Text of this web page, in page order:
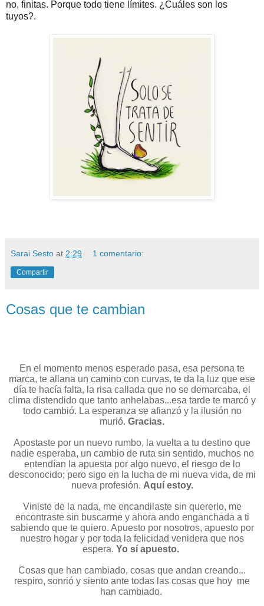
no, finitas. Porque todo tiene límites. ¿Cuáles son los
tuyos?.
Sarai Sesto at 2:29 1 comentario:
Compartir
Cosas que te cambian
En el momento menos esperado pasa, esa persona te
marca, te allana un camino con curvas, te da la luz que ese
día te hacía falta, la risa callada que no se demarcaba, el
clima distendido que tanto anhelabas...esa tarde te marcó y
todo cambió. La esperanza se afianzó y la ilusión no
murió. Gracias.
Apostaste por un nuevo rumbo, la vuelta a tu destino que
nadie esperaba, un cambio de ruta sin sentido, muchos no
entendían la apuesta por algo nuevo, el riesgo de lo
desconocido; pero sigo en la lucha de mi nueva vida, de mi
nueva profesión. Aquí estoy.
Viniste de la nada, me encandilaste sin quererlo, me
encontraste sin buscarme y ahora ando enganchada a ti
sabiendo que te quiero. Apuesto por nosotros, apuesto por
nuestro hogar y por toda la felicidad venidera que nos
espera. Yo sí apuesto.
Cosas que han cambiado, cosas que andan creando...
respiro, sonrió y siento ante todas las cosas que hoy me
han cambiado.